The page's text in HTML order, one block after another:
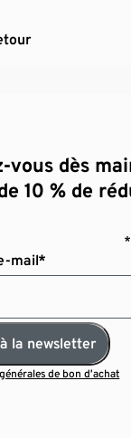
vous dès
10 % de
mail*
la newsletter
de bon d’achat